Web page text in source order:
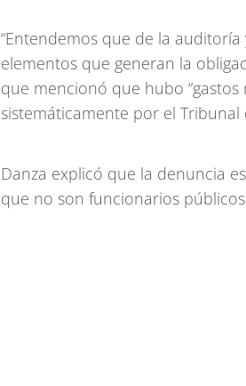
“Entendemos que de la
elementos que generan la
que mencionó que hubo
sistemáticamente por el Tribunal
Danza explicó que la denuncia
que no son funcionarios